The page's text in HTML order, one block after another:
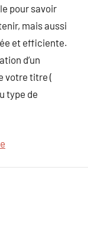
pour savoir
mais aussi
et efficiente.
d’un
votre titre (
type de